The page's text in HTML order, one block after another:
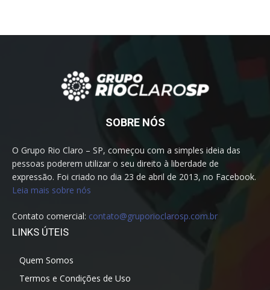
SOBRE NÓS
O Grupo Rio Claro – SP, começou com a simples ideia das
pessoas poderem utilizar o seu direito à liberdade de
expressão. Foi criado no dia 23 de abril de 2013, no Facebook.
Leia mais sobre nós
Contato comercial: contato@gruporioclarosp.com.br
LINKS ÚTEIS
Quem Somos
Termos e Condições de Uso